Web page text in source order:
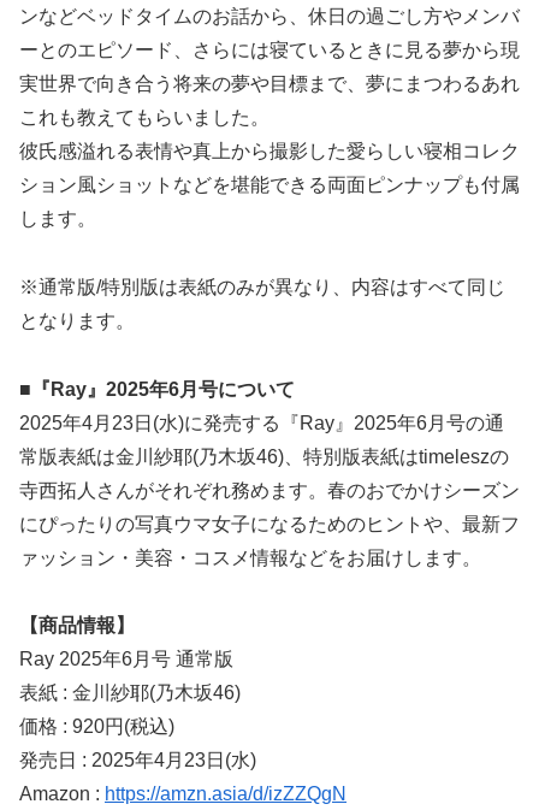
ンなどベッドタイムのお話から、休日の過ごし方やメンバ
ーとのエピソード、さらには寝ているときに見る夢から現
実世界で向き合う将来の夢や目標まで、夢にまつわるあれ
これも教えてもらいました。
彼氏感溢れる表情や真上から撮影した愛らしい寝相コレク
ション風ショットなどを堪能できる両面ピンナップも付属
します。
※通常版/特別版は表紙のみが異なり、内容はすべて同じ
となります。
■『Ray』2025年6月号について
2025年4月23日(水)に発売する『Ray』2025年6月号の通
常版表紙は金川紗耶(乃木坂46)、特別版表紙はtimeleszの
寺西拓人さんがそれぞれ務めます。春のおでかけシーズン
にぴったりの写真ウマ女子になるためのヒントや、最新フ
ァッション・美容・コスメ情報などをお届けします。
【商品情報】
Ray 2025年6月号 通常版
表紙 : 金川紗耶(乃木坂46)
価格 : 920円(税込)
発売日 : 2025年4月23日(水)
Amazon : https://amzn.asia/d/izZZQgN